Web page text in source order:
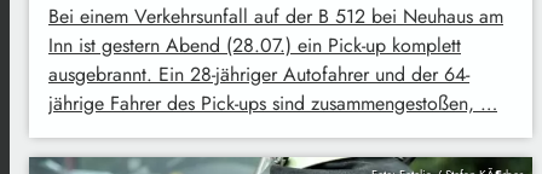
Bei einem Verkehrsunfall auf der B 512 bei Neuhaus am
Inn ist gestern Abend (28.07.) ein Pick-up komplett
ausgebrannt. Ein 28-jähriger Autofahrer und der 64-
jährige Fahrer des Pick-ups sind zusammengestoßen, …